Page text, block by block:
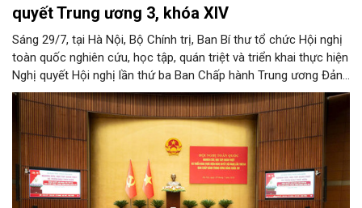
quyết Trung ương 3, khóa XIV
Sáng 29/7, tại Hà Nội, Bộ Chính trị, Ban Bí thư tổ chức Hội nghị
toàn quốc nghiên cứu, học tập, quán triệt và triển khai thực hiện
Nghị quyết Hội nghị lần thứ ba Ban Chấp hành Trung ương Đảng
khóa XIV.